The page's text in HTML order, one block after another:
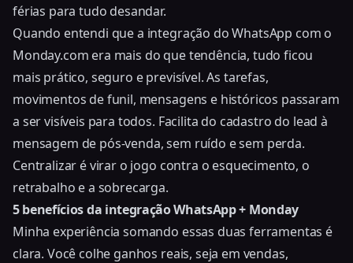
férias para tudo desandar.
Quando entendi que a integração do WhatsApp com o
Monday.com era mais do que tendência, tudo ficou
mais prático, seguro e previsível. As tarefas,
movimentos de funil, mensagens e históricos passaram
a ser visíveis para todos. Facilita do cadastro do lead à
mensagem de pós-venda, sem ruído e sem perda.
Centralizar é virar o jogo contra o esquecimento, o
retrabalho e a sobrecarga.
5 benefícios da integração WhatsApp + Monday
Minha experiência somando essas duas ferramentas é
clara. Você colhe ganhos reais, seja em vendas,